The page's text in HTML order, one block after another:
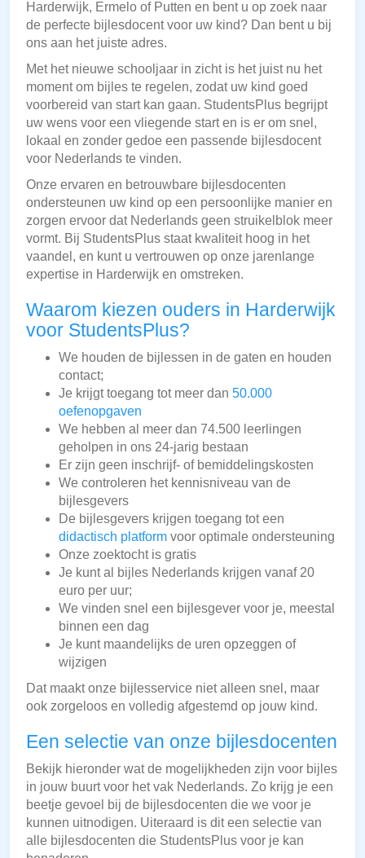
Harderwijk, Ermelo of Putten en bent u op zoek naar
de perfecte bijlesdocent voor uw kind? Dan bent u bij
ons aan het juiste adres.
Met het nieuwe schooljaar in zicht is het juist nu het
moment om bijles te regelen, zodat uw kind goed
voorbereid van start kan gaan. StudentsPlus begrijpt
uw wens voor een vliegende start en is er om snel,
lokaal en zonder gedoe een passende bijlesdocent
voor Nederlands te vinden.
Onze ervaren en betrouwbare bijlesdocenten
ondersteunen uw kind op een persoonlijke manier en
zorgen ervoor dat Nederlands geen struikelblok meer
vormt. Bij StudentsPlus staat kwaliteit hoog in het
vaandel, en kunt u vertrouwen op onze jarenlange
expertise in Harderwijk en omstreken.
Waarom kiezen ouders in Harderwijk
voor StudentsPlus?
We houden de bijlessen in de gaten en houden
contact;
Je krijgt toegang tot meer dan 50.000
oefenopgaven
We hebben al meer dan 74.500 leerlingen
geholpen in ons 24-jarig bestaan
Er zijn geen inschrijf- of bemiddelingskosten
We controleren het kennisniveau van de
bijlesgevers
De bijlesgevers krijgen toegang tot een
didactisch platform voor optimale ondersteuning
Onze zoektocht is gratis
Je kunt al bijles Nederlands krijgen vanaf 20
euro per uur;
We vinden snel een bijlesgever voor je, meestal
binnen een dag
Je kunt maandelijks de uren opzeggen of
wijzigen
Dat maakt onze bijlesservice niet alleen snel, maar
ook zorgeloos en volledig afgestemd op jouw kind.
Een selectie van onze bijlesdocenten
Bekijk hieronder wat de mogelijkheden zijn voor bijles
in jouw buurt voor het vak Nederlands. Zo krijg je een
beetje gevoel bij de bijlesdocenten die we voor je
kunnen uitnodigen. Uiteraard is dit een selectie van
alle bijlesdocenten die StudentsPlus voor je kan